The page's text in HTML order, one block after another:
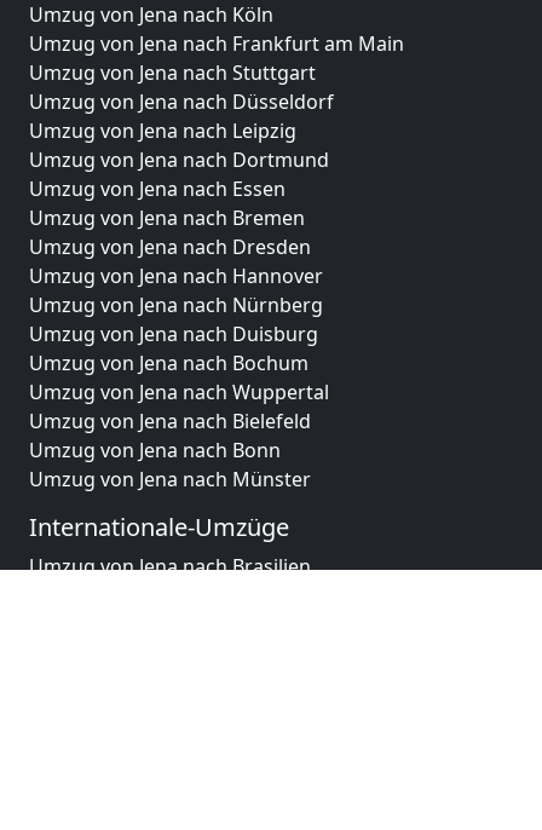
Umzug von Jena nach Köln
Umzug von Jena nach Frankfurt am Main
Umzug von Jena nach Stuttgart
Umzug von Jena nach Düsseldorf
Umzug von Jena nach Leipzig
Umzug von Jena nach Dortmund
Umzug von Jena nach Essen
Umzug von Jena nach Bremen
Umzug von Jena nach Dresden
Umzug von Jena nach Hannover
Umzug von Jena nach Nürnberg
Umzug von Jena nach Duisburg
Umzug von Jena nach Bochum
Umzug von Jena nach Wuppertal
Umzug von Jena nach Bielefeld
Umzug von Jena nach Bonn
Umzug von Jena nach Münster
Internationale-Umzüge
Umzug von Jena nach Brasilien